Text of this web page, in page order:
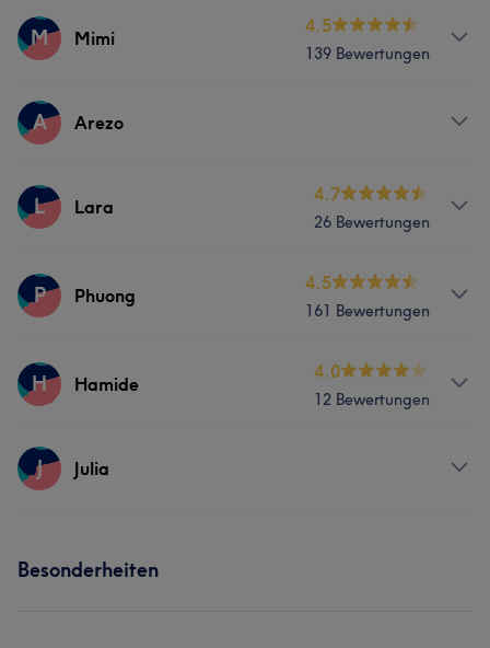
Services
Was unsere Kunden über Dana sagen
Freundlich
M Mimi
4.5
139 Bewertungen
Services
Was unsere Kunden über Mimi sagen
Kompetent
A Arezo
Services
L Lara
4.7
26 Bewertungen
Services
P Phuong
4.5
161 Bewertungen
Services
Was unsere Kunden über Phuong sagen
H Hamide
4.0
12 Bewertungen
Services
J Julia
Besonderheiten